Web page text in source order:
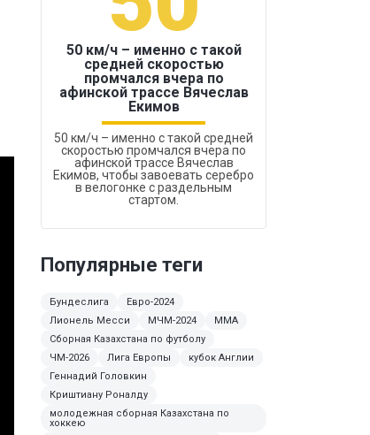
50 км/ч – именно с такой
средней скоростью
промчался вчера по
афинской трассе Вячеслав
Екимов
50 км/ч – именно с такой средней
скоростью промчался вчера по
афинской трассе Вячеслав
Екимов, чтобы завоевать серебро
в велогонке с раздельным
стартом.
Популярные теги
Бундеслига
Евро-2024
Лионель Месси
МЧМ-2024
ММА
Сборная Казахстана по футболу
ЧМ-2026
Лига Европы
кубок Англии
Геннадий Головкин
Криштиану Роналду
молодежная сборная Казахстана по
хоккею